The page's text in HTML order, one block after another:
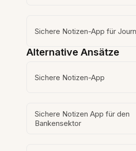
Sichere Notizen-App für
Alternative Ansätze
Sichere Notizen-App
Sichere Notizen App für den
Bankensektor